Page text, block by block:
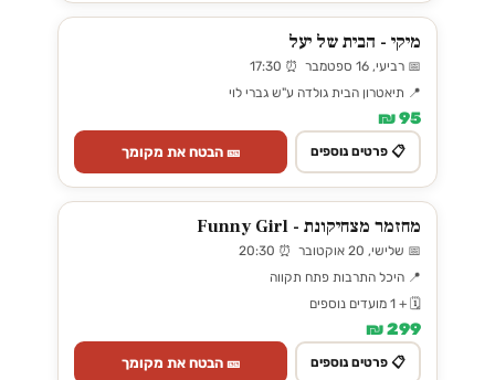
מיקי - הבית של יעל
📅 רביעי, 16 ספטמבר ⏰ 17:30
📍 תיאטרון הבית גולדה ע"ש גברי לוי
95 ₪
📋 פרטים נוספים 🎫 הבטח את מקומך
מחזמר מצחיקונת - Funny Girl
📅 שלישי, 20 אוקטובר ⏰ 20:30
📍 היכל התרבות פתח תקווה
🗓️ + 1 מועדים נוספים
299 ₪
📋 פרטים נוספים 🎫 הבטח את מקומך